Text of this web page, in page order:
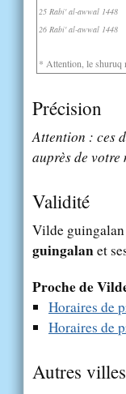
25 Rabi' al-awwal 1448
26 Rabi' al-awwal 1448
* Attention, le shuruq
Précision
Attention : ces
auprès de
Validité
Vilde
guingalanet
Proche de
Horaires de
Horaires de
Autres villes